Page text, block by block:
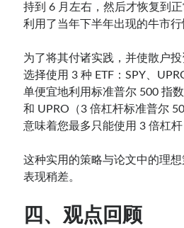
持到 6 月左右，然后才恢复到
利用了当年下半年出现的牛市行
为了将其付诸实践，并使散户
选择使用 3 种 ETF：SPY、
单便宜地利用标准普尔 500 指
和 UPRO（3 倍杠杆标准普尔
意味着您最多只能使用 3 倍杠杆
这种实用的策略与论文中的理
表现稍差。
四、观点回顾